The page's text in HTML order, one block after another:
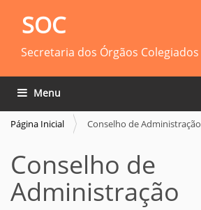
SOC
Secretaria dos Órgãos Colegiados
Toggle navigation
Página Inicial Conselho de Administração
Conselho de
Administração